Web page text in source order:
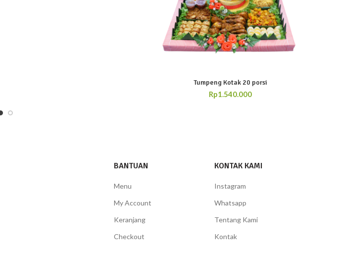
Tumpeng Kotak 20 porsi
Rp1.540.000
BANTUAN
Menu
My Account
Keranjang
Checkout
KONTAK KAMI
Instagram
Whatsapp
Tentang Kami
Kontak